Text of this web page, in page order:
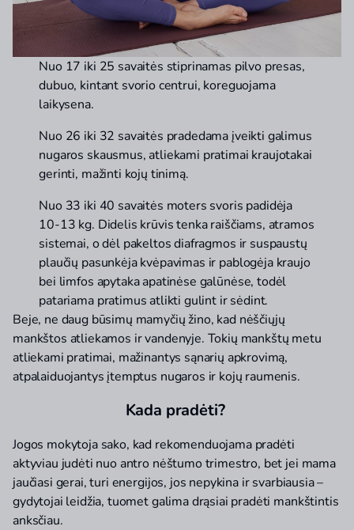
Nuo 17 iki 25 savaitės stiprinamas pilvo presas,
dubuo, kintant svorio centrui, koreguojama
laikysena.
Nuo 26 iki 32 savaitės pradedama įveikti galimus
nugaros skausmus, atliekami pratimai kraujotakai
gerinti, mažinti kojų tinimą.
Nuo 33 iki 40 savaitės moters svoris padidėja
10-13 kg. Didelis krūvis tenka raiščiams, atramos
sistemai, o dėl pakeltos diafragmos ir suspaustų
plaučių pasunkėja kvėpavimas ir pablogėja kraujo
bei limfos apytaka apatinėse galūnėse, todėl
patariama pratimus atlikti gulint ir sėdint.
Beje, ne daug būsimų mamyčių žino, kad nėščiųjų
mankštos atliekamos ir vandenyje. Tokių mankštų metu
atliekami pratimai, mažinantys sąnarių apkrovimą,
atpalaiduojantys įtemptus nugaros ir kojų raumenis.
Kada pradėti?
Jogos mokytoja sako, kad rekomenduojama pradėti
aktyviau judėti nuo antro nėštumo trimestro, bet jei mama
jaučiasi gerai, turi energijos, jos nepykina ir svarbiausia –
gydytojai leidžia, tuomet galima drąsiai pradėti mankštintis
anksčiau.